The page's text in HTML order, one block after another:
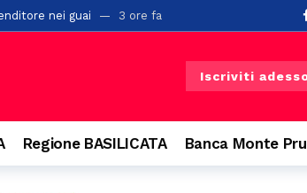
nei guai 3 ore fa
voleva salire su un balcone
Banca Monte Pruno
Iscriviti
Regione BASILICATA Banca Monte